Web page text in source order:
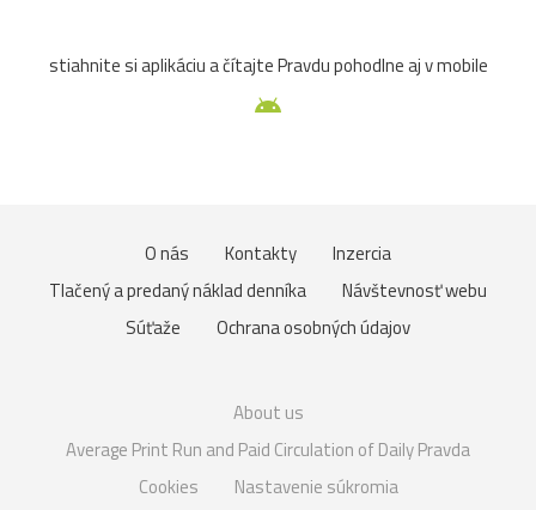
stiahnite si aplikáciu a čítajte Pravdu pohodlne aj v mobile
O nás Kontakty
Inzercia
Tlačený a predaný náklad denníka
Návštevnosť webu
Súťaže
Ochrana osobných údajov
About us
Average Print Run and Paid Circulation of Daily Pravda
Cookies
Nastavenie súkromia